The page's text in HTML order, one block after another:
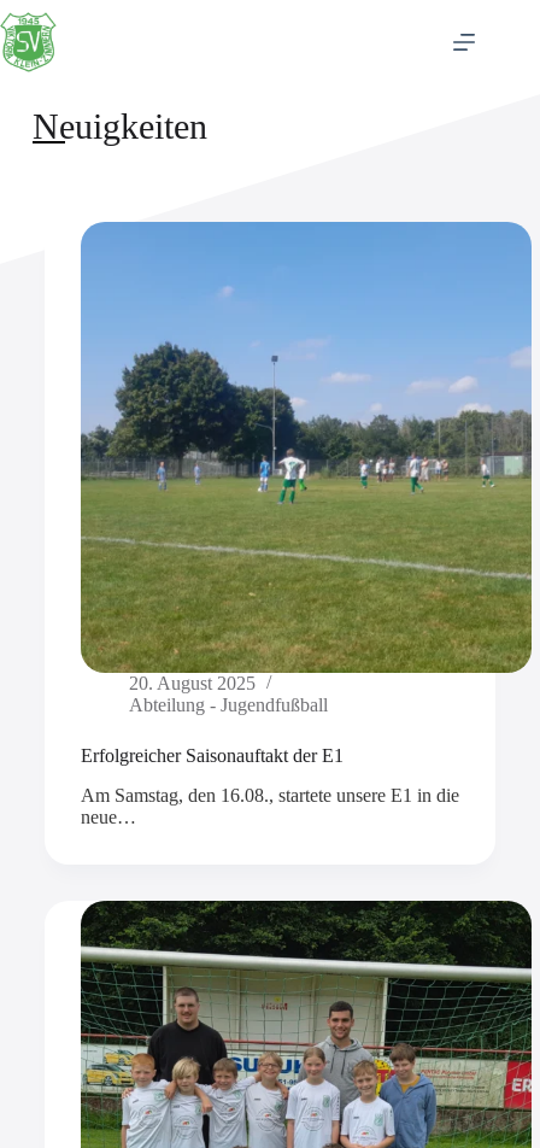
Neuigkeiten
20. August 2025
Abteilung - Jugendfußball
Erfolgreicher Saisonauftakt der E1
Am Samstag, den 16.08., startete unsere E1 in die
neue…